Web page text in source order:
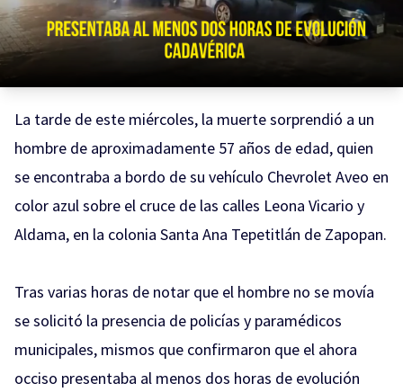
La tarde de este miércoles, la muerte sorprendió a un
hombre de aproximadamente 57 años de edad, quien
se encontraba a bordo de su vehículo Chevrolet Aveo en
color azul sobre el cruce de las calles Leona Vicario y
Aldama, en la colonia Santa Ana Tepetitlán de Zapopan.
Tras varias horas de notar que el hombre no se movía
se solicitó la presencia de policías y paramédicos
municipales, mismos que confirmaron que el ahora
occiso presentaba al menos dos horas de evolución